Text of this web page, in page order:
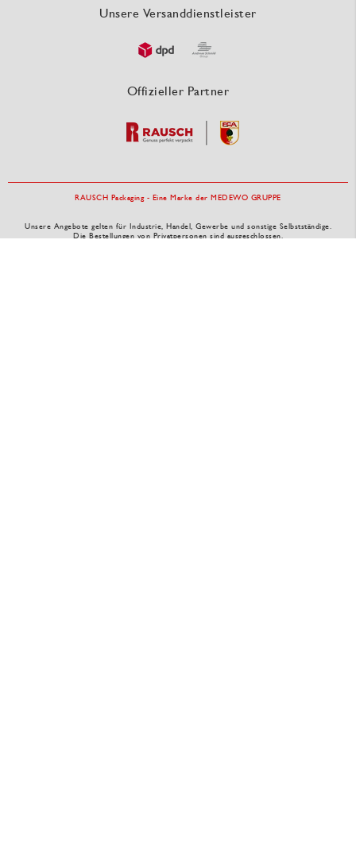
Unsere Versanddienstleister
Offizieller Partner
RAUSCH Packaging - Eine Marke der MEDEWO GRUPPE
Unsere Angebote gelten für Industrie, Handel, Gewerbe und sonstige Selbstständige.
Die Bestellungen von Privatpersonen sind ausgeschlossen.